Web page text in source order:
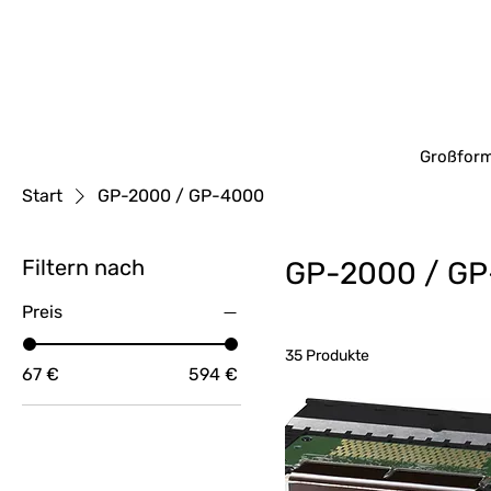
Start GP-2000 / GP-4000
Filtern nach
Preis
67 € 594 €
GP-2000 /
35 Produkte